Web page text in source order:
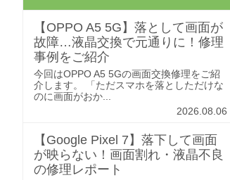
【OPPO A5 5G】落として画面が
故障…液晶交換で元通りに！修理
事例をご紹介
今回はOPPO A5 5Gの画面交換修理をご紹
介します。 「ただスマホを落としただけな
のに画面がおか...
2026.08.06
【Google Pixel 7】落下して画面
が映らない！画面割れ・液晶不良
の修理レポート